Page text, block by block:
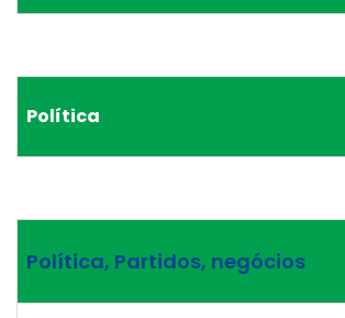
Política
Política, Partidos, negócios